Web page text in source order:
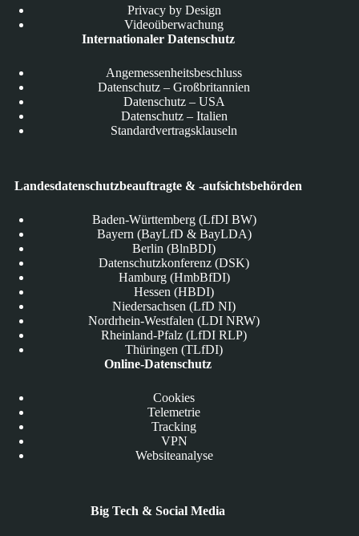
Privacy by Design
Videoüberwachung
Internationaler Datenschutz
Angemessenheitsbeschluss
Datenschutz – Großbritannien
Datenschutz – USA
Datenschutz – Italien
Standardvertragsklauseln
Landesdatenschutzbeauftragte & -aufsichtsbehörden
Baden-Württemberg (LfDI BW)
Bayern (BayLfD & BayLDA)
Berlin (BlnBDI)
Datenschutzkonferenz (DSK)
Hamburg (HmbBfDI)
Hessen (HBDI)
Niedersachsen (LfD NI)
Nordrhein-Westfalen (LDI NRW)
Rheinland-Pfalz (LfDI RLP)
Thüringen (TLfDI)
Online-Datenschutz
Cookies
Telemetrie
Tracking
VPN
Websiteanalyse
Big Tech & Social Media